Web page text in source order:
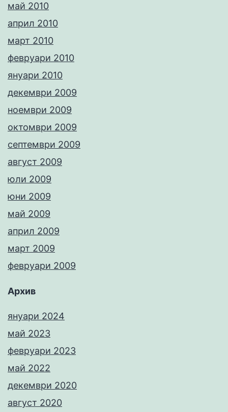
май 2010
април 2010
март 2010
февруари 2010
януари 2010
декември 2009
ноември 2009
октомври 2009
септември 2009
август 2009
юли 2009
юни 2009
май 2009
април 2009
март 2009
февруари 2009
Архив
януари 2024
май 2023
февруари 2023
май 2022
декември 2020
август 2020